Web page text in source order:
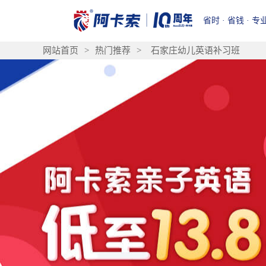
省时 · 省钱 · 专
网站首页 > 热门推荐 > 石家庄幼儿英语补习班